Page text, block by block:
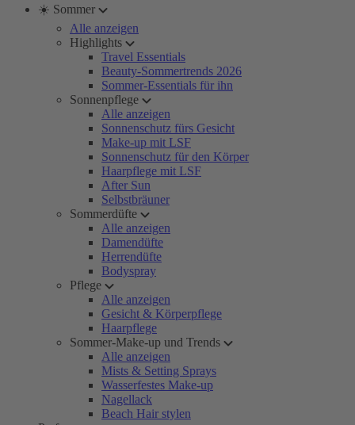
☀️ Sommer
Alle anzeigen
Highlights
Travel Essentials
Beauty-Sommertrends 2026
Sommer-Essentials für ihn
Sonnenpflege
Alle anzeigen
Sonnenschutz fürs Gesicht
Make-up mit LSF
Sonnenschutz für den Körper
Haarpflege mit LSF
After Sun
Selbstbräuner
Sommerdüfte
Alle anzeigen
Damendüfte
Herrendüfte
Bodyspray
Pflege
Alle anzeigen
Gesicht & Körperpflege
Haarpflege
Sommer-Make-up und Trends
Alle anzeigen
Mists & Setting Sprays
Wasserfestes Make-up
Nagellack
Beach Hair stylen